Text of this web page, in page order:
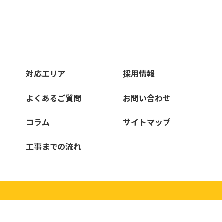
対応エリア
よくあるご質問
コラム
工事までの流れ
採用情報
お問い合わせ
サイトマップ